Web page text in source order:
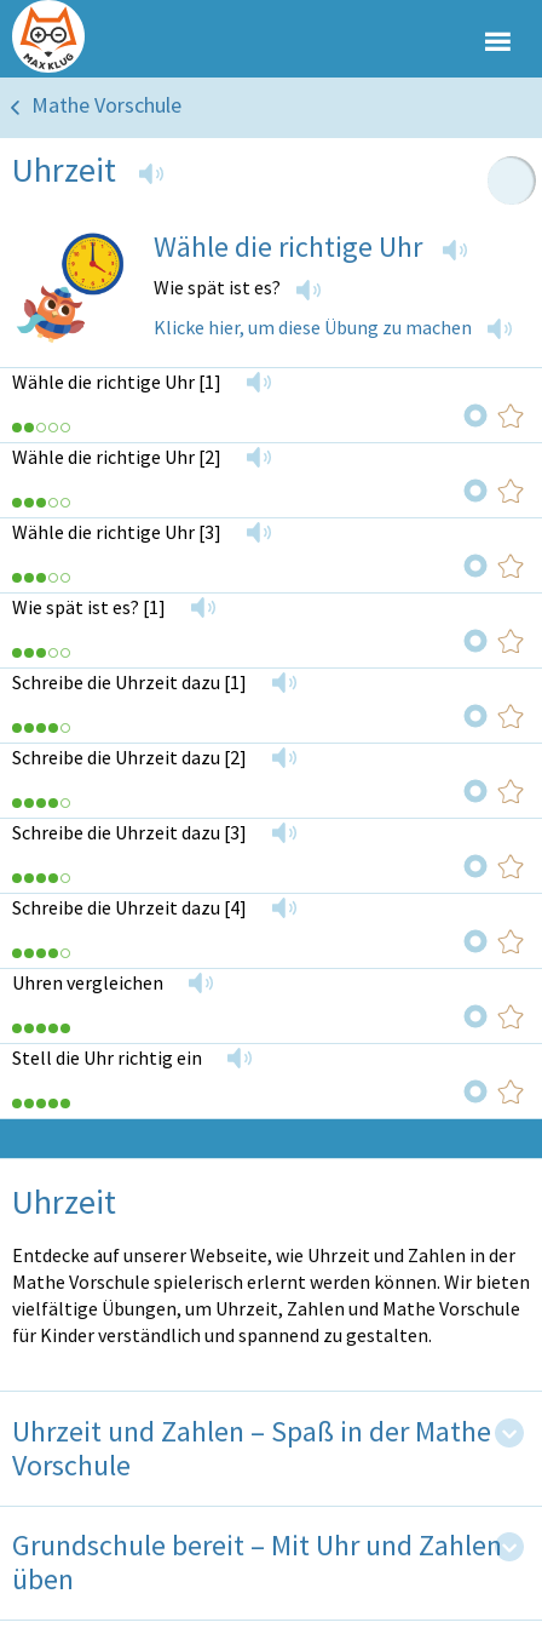
Mathe Vorschule
Uhrzeit
Wähle die richtige Uhr
Wie spät ist es?
Klicke hier, um diese Übung zu machen
Wähle die richtige Uhr [1]
Wähle die richtige Uhr [2]
Wähle die richtige Uhr [3]
Wie spät ist es? [1]
Schreibe die Uhrzeit dazu [1]
Schreibe die Uhrzeit dazu [2]
Schreibe die Uhrzeit dazu [3]
Schreibe die Uhrzeit dazu [4]
Uhren vergleichen
Stell die Uhr richtig ein
Uhrzeit
Entdecke auf unserer Webseite, wie Uhrzeit und Zahlen in der
Mathe Vorschule spielerisch erlernt werden können. Wir bieten
vielfältige Übungen, um Uhrzeit, Zahlen und Mathe Vorschule
für Kinder verständlich und spannend zu gestalten.
Uhrzeit und Zahlen – Spaß in der Mathe
Vorschule
Grundschule bereit – Mit Uhr und Zahlen
üben